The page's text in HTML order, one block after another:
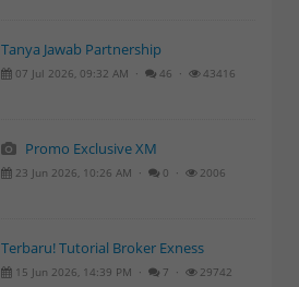
Tanya Jawab Partnership
07 Jul 2026, 09:32 AM · 46 · 43416
Promo Exclusive XM
23 Jun 2026, 10:26 AM · 0 · 2006
Terbaru! Tutorial Broker Exness
15 Jun 2026, 14:39 PM · 7 · 29742